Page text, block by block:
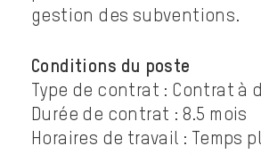
gestion des subventions.
Conditions du poste
Type de contrat : Contrat à
Durée de contrat : 8.5 mois
Horaires de travail : Temps